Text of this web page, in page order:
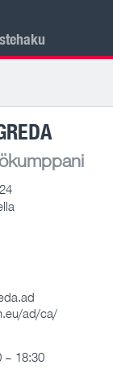
ad/ca/
– 18:30